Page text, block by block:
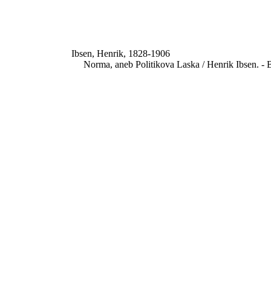
Ibsen, Henrik, 1828-1906
Norma, aneb Politikova Laska / Henrik Ibsen. -